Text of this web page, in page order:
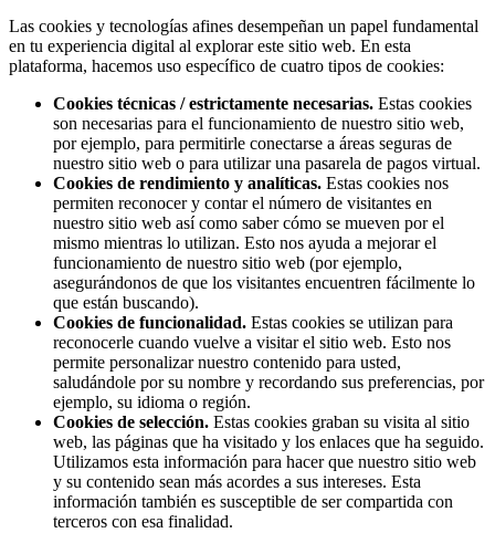
Las cookies y tecnologías afines desempeñan un papel fundamental
en tu experiencia digital al explorar este sitio web. En esta
plataforma, hacemos uso específico de cuatro tipos de cookies:
Cookies técnicas / estrictamente necesarias. Estas cookies
son necesarias para el funcionamiento de nuestro sitio web,
por ejemplo, para permitirle conectarse a áreas seguras de
nuestro sitio web o para utilizar una pasarela de pagos virtual.
Cookies de rendimiento y analíticas. Estas cookies nos
permiten reconocer y contar el número de visitantes en
nuestro sitio web así como saber cómo se mueven por el
mismo mientras lo utilizan. Esto nos ayuda a mejorar el
funcionamiento de nuestro sitio web (por ejemplo,
asegurándonos de que los visitantes encuentren fácilmente lo
que están buscando).
Cookies de funcionalidad. Estas cookies se utilizan para
reconocerle cuando vuelve a visitar el sitio web. Esto nos
permite personalizar nuestro contenido para usted,
saludándole por su nombre y recordando sus preferencias, por
ejemplo, su idioma o región.
Cookies de selección. Estas cookies graban su visita al sitio
web, las páginas que ha visitado y los enlaces que ha seguido.
Utilizamos esta información para hacer que nuestro sitio web
y su contenido sean más acordes a sus intereses. Esta
información también es susceptible de ser compartida con
terceros con esa finalidad.